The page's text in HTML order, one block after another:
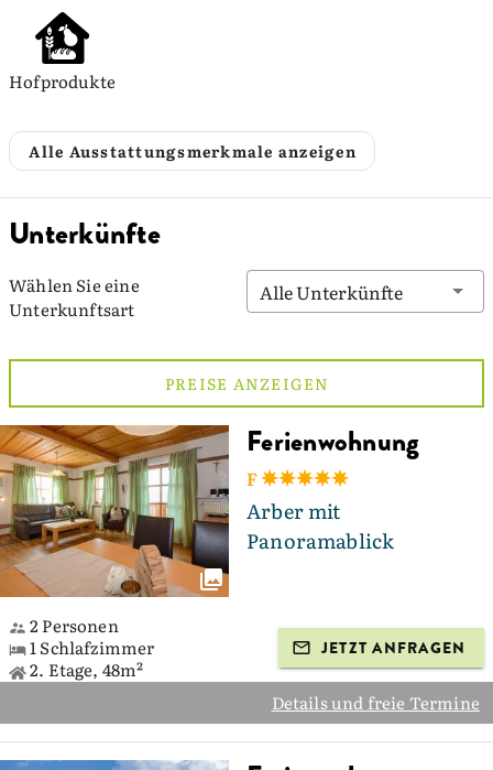
Hofprodukte
Alle Ausstattungsmerkmale anzeigen
Unterkünfte
Wählen Sie eine
Unterkunftsart
Alle Unterkünfte
PREISE ANZEIGEN
Ferienwohnung
F
Arber mit
Panoramablick
2 Personen
1 Schlafzimmer
2. Etage, 48m²
JETZT ANFRAGEN
Details und freie Termine